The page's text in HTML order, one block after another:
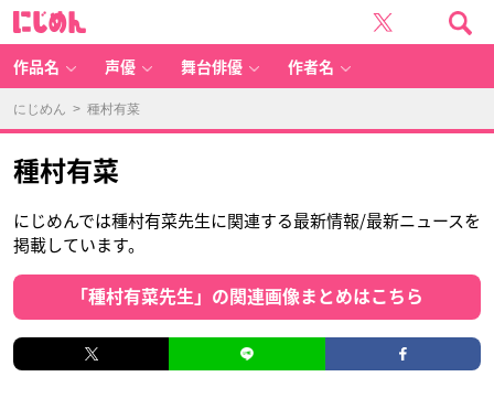
作品名 声優 舞台俳優 作者名
にじめん > 種村有菜
種村有菜
にじめんでは種村有菜先生に関連する最新情報/最新ニュースを
掲載しています。
「種村有菜先生」の関連画像まとめはこちら